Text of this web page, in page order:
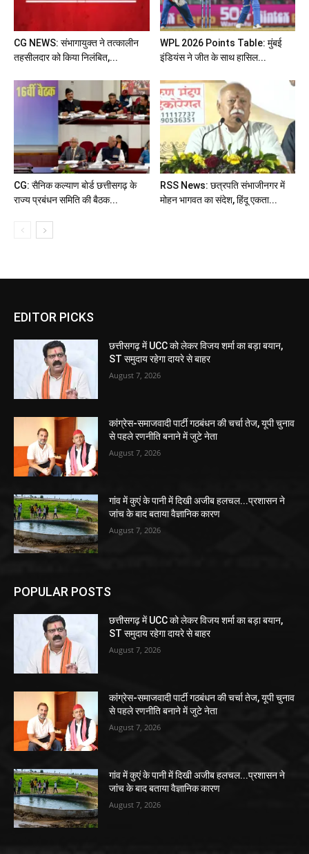
CG NEWS: संभागायुक्त ने तत्कालीन
तहसीलदार को किया निलंबित,...
WPL 2026 Points Table: मुंबई
इंडियंस ने जीत के साथ हासिल...
CG: सैनिक कल्याण बोर्ड छत्तीसगढ़ के
राज्य प्रबंधन समिति की बैठक...
RSS News: छत्रपति संभाजीनगर में
मोहन भागवत का संदेश, हिंदू एकता...
EDITOR PICKS
छत्तीसगढ़ में UCC को लेकर विजय शर्मा का बड़ा बयान,
ST समुदाय रहेगा दायरे से बाहर
August 7, 2026
कांग्रेस-समाजवादी पार्टी गठबंधन की चर्चा तेज, यूपी चुनाव
से पहले रणनीति बनाने में जुटे नेता
August 7, 2026
गांव में कुएं के पानी में दिखी अजीब हलचल...प्रशासन ने
जांच के बाद बताया वैज्ञानिक कारण
August 7, 2026
POPULAR POSTS
छत्तीसगढ़ में UCC को लेकर विजय शर्मा का बड़ा बयान,
ST समुदाय रहेगा दायरे से बाहर
August 7, 2026
कांग्रेस-समाजवादी पार्टी गठबंधन की चर्चा तेज, यूपी चुनाव
से पहले रणनीति बनाने में जुटे नेता
August 7, 2026
गांव में कुएं के पानी में दिखी अजीब हलचल...प्रशासन ने
जांच के बाद बताया वैज्ञानिक कारण
August 7, 2026